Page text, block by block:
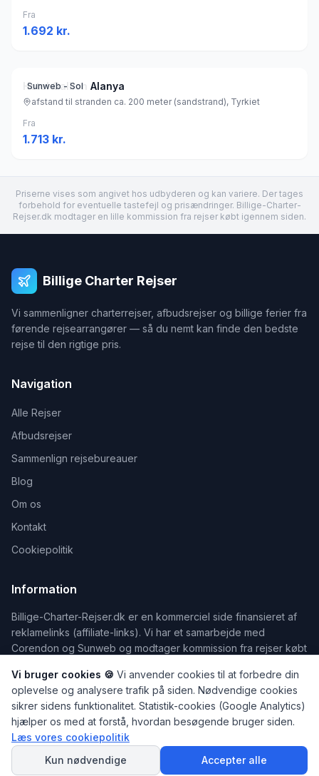
Fra
1.692 kr.
Sunweb - Sol
Hotel Gallion Alanya
afstand til stranden ca. 200 meter (sandstrand), Tyrkiet
Fra
1.713 kr.
Priserne vises som angivet hos udbyderen og kan variere. Der tages
forbehold for eventuelle tastefejl og prisændringer. Billige-Charter-
Rejser.dk modtager en lille kommission fra rejser købt igennem siden.
Billige Charter Rejser
Vi sammenligner charterrejser, afbudsrejser og billige ferier fra
førende rejsearrangører — så du nemt kan finde den bedste
rejse til den rigtige pris.
Navigation
Alle Rejser
Afbudsrejser
Sammenlign rejsebureauer
Blog
Om os
Kontakt
Cookiepolitik
Information
Billige-Charter-Rejser.dk er en kommerciel side finansieret af
reklamelinks (affiliate-links). Vi har et samarbejde med
Corendon og Sunweb og modtager kommission fra rejser købt
Der tages forbehold for eventuelle tastefejl og prisændringer.
©2026Billige-Charter-Rejser.dk — Din guide til billige rejser
SPØRG
AI Rejseguiden
Vi bruger cookies 🍪 Vi anvender cookies til at forbedre din
oplevelse og analysere trafik på siden. Nødvendige cookies
sikrer sidens funktionalitet. Statistik-cookies (Google Analytics)
hjælper os med at forstå, hvordan besøgende bruger siden.
Læs vores cookiepolitik
Kun nødvendige
Accepter alle